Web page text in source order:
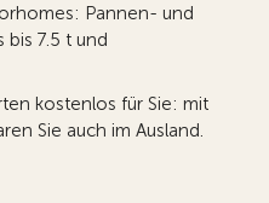
Pannen- und
7.5 t und
kostenlos für Sie: mit
Sie auch im Ausland.